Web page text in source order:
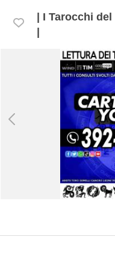
| I Tarocchi